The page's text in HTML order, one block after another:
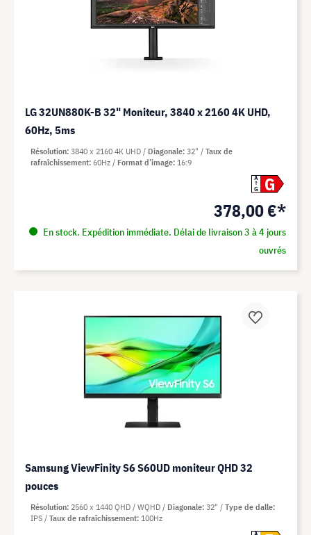
LG 32UN880K-B 32" Moniteur, 3840 x 2160 4K UHD,
60Hz, 5ms
A
G
G
378,00 €*
En stock. Expédition immédiate. Délai de livraison 3 à 4 jours
ouvrés
Résolution 3840 x 2160 4K UHD Diagonale 32"
Taux de
rafraîchissement 60Hz Format d’image 16:9
Samsung ViewFinity S6 S60UD moniteur QHD 32
pouces
A
Résolution 2560 x 1440 QHD / WQHD Diagonale 32"
Type de dalle
IPS
Taux de rafraîchissement 100Hz